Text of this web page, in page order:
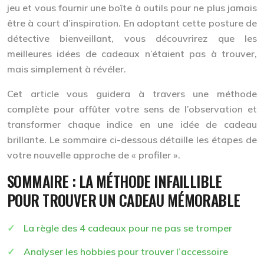
jeu et vous fournir une boîte à outils pour ne plus jamais
être à court d’inspiration. En adoptant cette posture de
détective bienveillant, vous découvrirez que les
meilleures idées de cadeaux n’étaient pas à trouver,
mais simplement à révéler.
Cet article vous guidera à travers une méthode
complète pour affûter votre sens de l’observation et
transformer chaque indice en une idée de cadeau
brillante. Le sommaire ci-dessous détaille les étapes de
votre nouvelle approche de « profiler ».
SOMMAIRE : LA MÉTHODE INFAILLIBLE
POUR TROUVER UN CADEAU MÉMORABLE
La règle des 4 cadeaux pour ne pas se tromper
Analyser les hobbies pour trouver l’accessoire